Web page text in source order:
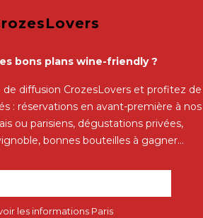
bons plans wine-friendly ?
de diffusion CrozesLovers et profitez de
: réservations en avant-première à nos
ou parisiens, dégustations privées,
bonnes bouteilles à gagner...
les informations Paris